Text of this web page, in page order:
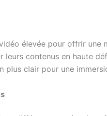
élevée pour offrir une
leurs contenus en haute
plus clair pour une